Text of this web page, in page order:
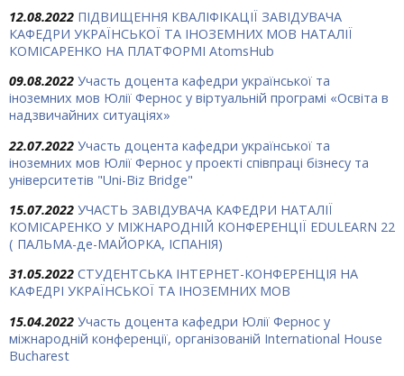
12.08.2022 ПІДВИЩЕННЯ КВАЛІФІКАЦІЇ ЗАВІДУВАЧА
КАФЕДРИ УКРАЇНСЬКОЇ ТА ІНОЗЕМНИХ МОВ НАТАЛІЇ
КОМІСАРЕНКО НА ПЛАТФОРМІ AtomsHub
09.08.2022 Участь доцента кафедри української та
іноземних мов Юлії Фернос у віртуальній програмі «Освіта в
надзвичайних ситуаціях»
22.07.2022 Участь доцента кафедри української та
іноземних мов Юлії Фернос у проекті співпраці бізнесу та
університетів "Uni-Biz Bridge"
15.07.2022 УЧАСТЬ ЗАВІДУВАЧА КАФЕДРИ НАТАЛІЇ
КОМІСАРЕНКО У МІЖНАРОДНІЙ КОНФЕРЕНЦІЇ EDULEARN 22
( ПАЛЬМА-де-МАЙОРКА, ІСПАНІЯ)
31.05.2022 СТУДЕНТСЬКА ІНТЕРНЕТ-КОНФЕРЕНЦІЯ НА
КАФЕДРІ УКРАЇНСЬКОЇ ТА ІНОЗЕМНИХ МОВ
15.04.2022 Участь доцента кафедри Юлії Фернос у
міжнародній конференції, організованій International House
Bucharest